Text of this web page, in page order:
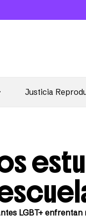
Justicia
LGBT+